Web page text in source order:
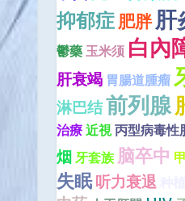
抑郁症 肥胖肝
鬱藥玉米须 白內
肝衰竭 胃腸道腫瘤
淋巴结前列腺
治療近視丙型病毒性
烟牙套族 脑卒中
失眠听力衰退